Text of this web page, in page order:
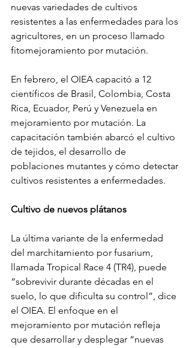
nuevas variedades de cultivos
resistentes a las enfermedades para los
agricultores, en un proceso llamado
fitomejoramiento por mutación.
En febrero, el OIEA capacitó a 12
científicos de Brasil, Colombia, Costa
Rica, Ecuador, Perú y Venezuela en
mejoramiento por mutación. La
capacitación también abarcó el cultivo
de tejidos, el desarrollo de
poblaciones mutantes y cómo detectar
cultivos resistentes a enfermedades.
Cultivo de nuevos plátanos
La última variante de la enfermedad
del marchitamiento por fusarium,
llamada Tropical Race 4 (TR4), puede
“sobrevivir durante décadas en el
suelo, lo que dificulta su control”, dice
el OIEA. El enfoque en el
mejoramiento por mutación refleja
que desarrollar y desplegar “nuevas